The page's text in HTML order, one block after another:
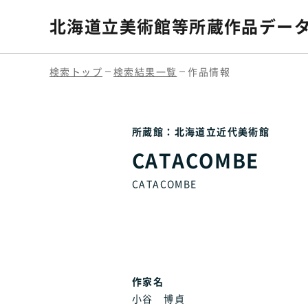
北海道立美術館等所蔵作品デー
検索トップ 検索結果一覧 作品情報
所蔵館：北海道立近代美術館
CATACOMBE
CATACOMBE
作家名
小谷 博貞